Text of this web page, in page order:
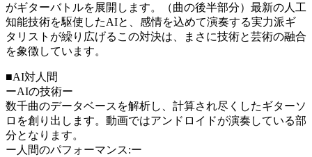
がギターバトルを展開します。（曲の後半部分）最新の人工
知能技術を駆使したAIと、感情を込めて演奏する実力派ギ
タリストが繰り広げるこの対決は、まさに技術と芸術の融合
を象徴しています。
■AI対人間
ーAIの技術ー
数千曲のデータベースを解析し、計算され尽くしたギターソ
ロを創り出します。動画ではアンドロイドが演奏している部
分となります。
ー人間のパフォーマンス:ー